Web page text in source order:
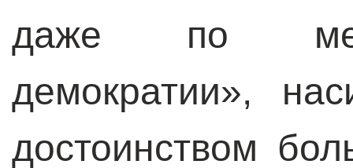
даже по
демократии»,
достоинством